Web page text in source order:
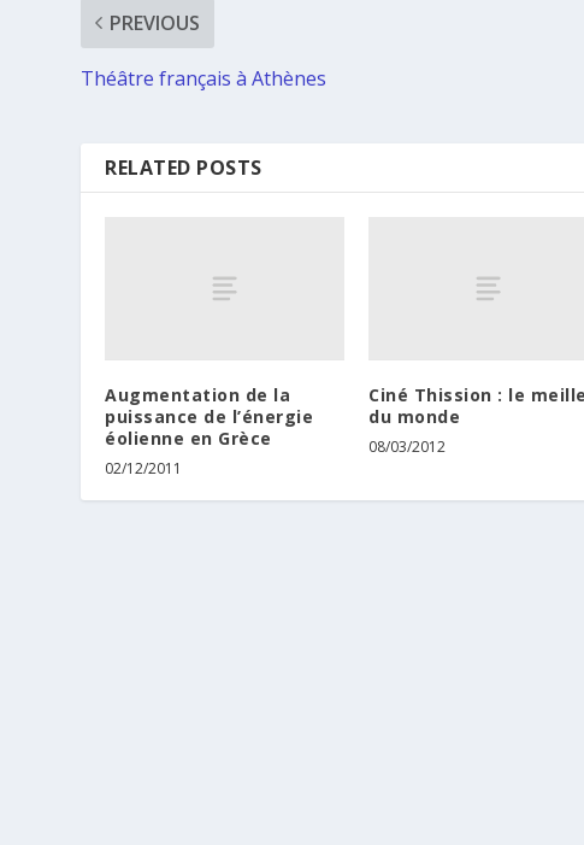
PREVIOUS
Théâtre français à Athènes
RELATED POSTS
Augmentation de la
puissance de l’énergie
éolienne en Grèce
02/12/2011
Ciné Thission : le
du monde
08/03/2012